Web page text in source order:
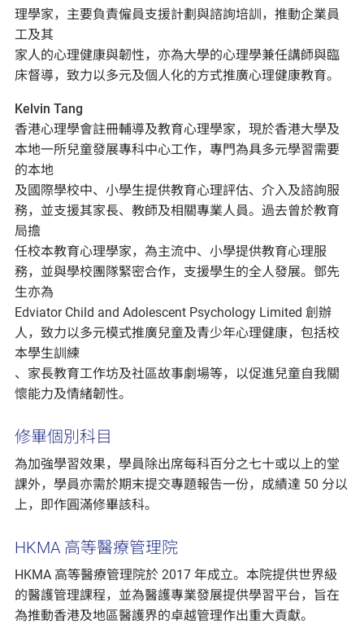
理學家，主要負責僱員支援計劃與諮詢培訓，推動企業員
工及其
家人的心理健康與韌性，亦為大學的心理學兼任講師與臨
床督導，致力以多元及個人化的方式推廣心理健康教育。
Kelvin Tang
香港心理學會註冊輔導及教育心理學家，現於香港大學及
本地一所兒童發展專科中心工作，專門為具多元學習需要
的本地
及國際學校中、小學生提供教育心理評估、介入及諮詢服
務，並支援其家長、教師及相關專業人員。過去曾於教育
局擔
任校本教育心理學家，為主流中、小學提供教育心理服
務，並與學校團隊緊密合作，支援學生的全人發展。鄧先
生亦為
Edviator Child and Adolescent Psychology Limited 創辦
人，致力以多元模式推廣兒童及青少年心理健康，包括校
本學生訓練
、家長教育工作坊及社區故事劇場等，以促進兒童自我關
懷能力及情緒韌性。
修畢個別科目
為加強學習效果，學員除出席每科百分之七十或以上的堂
課外，學員亦需於期末提交專題報告一份，成績達 50 分以
上，即作圓滿修畢該科。
HKMA 高等醫療管理院
HKMA 高等醫療管理院於 2017 年成立。本院提供世界級
的醫護管理課程，並為醫護專業發展提供學習平台，旨在
為推動香港及地區醫護界的卓越管理作出重大貢獻。